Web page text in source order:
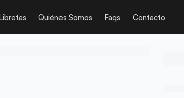
Quiénes Somos Faqs Contacto